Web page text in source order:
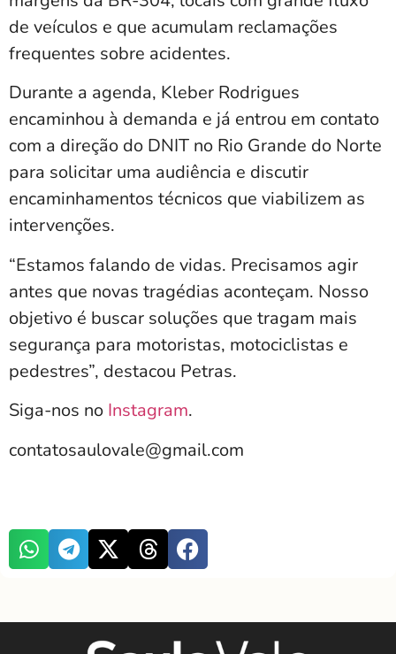
de veículos e que acumulam reclamações
frequentes sobre acidentes.
Durante a agenda, Kleber Rodrigues
encaminhou à demanda e já entrou em contato
com a direção do DNIT no Rio Grande do Norte
para solicitar uma audiência e discutir
encaminhamentos técnicos que viabilizem as
intervenções.
“Estamos falando de vidas. Precisamos agir
antes que novas tragédias aconteçam. Nosso
objetivo é buscar soluções que tragam mais
segurança para motoristas, motociclistas e
pedestres”, destacou Petras.
Siga-nos no Instagram.
contatosaulovale@gmail.com